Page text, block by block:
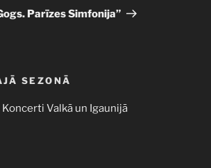
Parīzes Simfonija”
SEZONĀ
Koncerti Valkā un Igaunijā